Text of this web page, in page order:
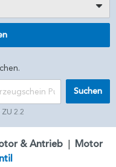
2.2
Suchen
& Antrieb | Motor